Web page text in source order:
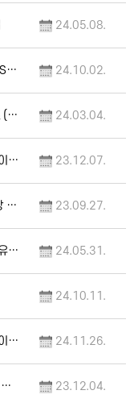
24.05.08.
[홍보] 2024년 한국출판문화산업진흥원 SNS 만족도 조사(10.1~11.1) 24.10.02.
[홍보] 전자책바로센터 신규 회원가입 이벤트 (2024. 3. 4.~4. 3.) 24.03.04.
2023년 한국출판문화산업진흥원 대표 홈페이지 서비스 만족도 조사 23.12.07.
[NEW] 2023 출판유통통합전산망 홍보 영상 안내 23.09.27.
[문화체육관광부] 2024년도 출판문화 발전 유공자 정부포상 후보자 추천 공고 24.05.31.
24.10.11.
2024년 한국출판문화산업진흥원 대표 홈페이지 서비스 만족도 조사 24.11.26.
2023년도 문화체육관광부 주관 고객만족도 조사 관련 개인정보 제공 알림 23.12.04.